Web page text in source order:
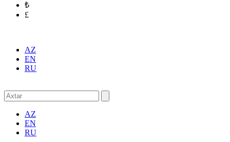
₺
£
AZ
EN
RU
AZ
EN
RU